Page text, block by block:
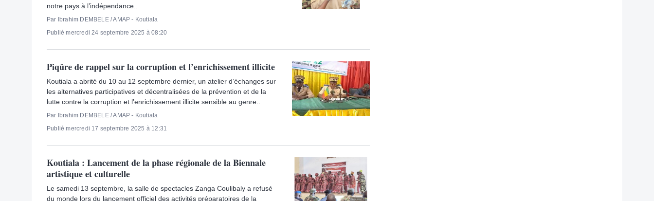
notre pays à l’indépendance..
Par Ibrahim DEMBELE / AMAP - Koutiala
Publié mercredi 24 septembre 2025 à 08:20
Piqûre de rappel sur la corruption et l’enrichissement illicite
Koutiala a abrité du 10 au 12 septembre dernier, un atelier d’échanges sur
les alternatives participatives et décentralisées de la prévention et de la
lutte contre la corruption et l’enrichissement illicite sensible au genre..
Par Ibrahim DEMBELE / AMAP - Koutiala
Publié mercredi 17 septembre 2025 à 12:31
Koutiala : Lancement de la phase régionale de la Biennale
artistique et culturelle
Le samedi 13 septembre, la salle de spectacles Zanga Coulibaly a refusé
du monde lors du lancement officiel des activités préparatoires de la